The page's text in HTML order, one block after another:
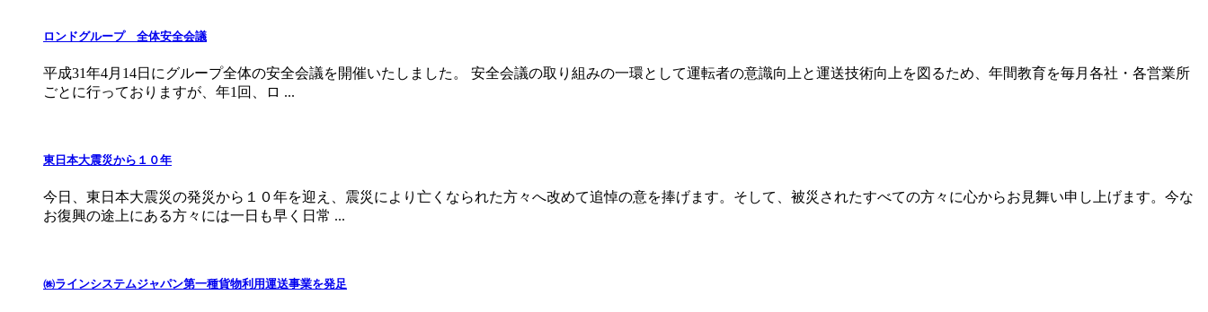
ロンドグループ 全体安全会議
平成31年4月14日にグループ全体の安全会議を開催いたしました。 安全会議の取り組みの一環として運転者の意識向上と運送技術向上を図るため、年間教育を毎月各社・各営業所
ごとに行っておりますが、年1回、ロ ...
東日本大震災から１０年
今日、東日本大震災の発災から１０年を迎え、震災により亡くなられた方々へ改めて追悼の意を捧げます。そして、被災されたすべての方々に心からお見舞い申し上げます。今な
お復興の途上にある方々には一日も早く日常 ...
㈱ラインシステムジャパン第一種貨物利用運送事業を発足